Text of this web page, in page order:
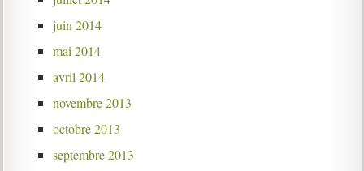
juin 2014
mai 2014
avril 2014
novembre 2013
octobre 2013
septembre 2013